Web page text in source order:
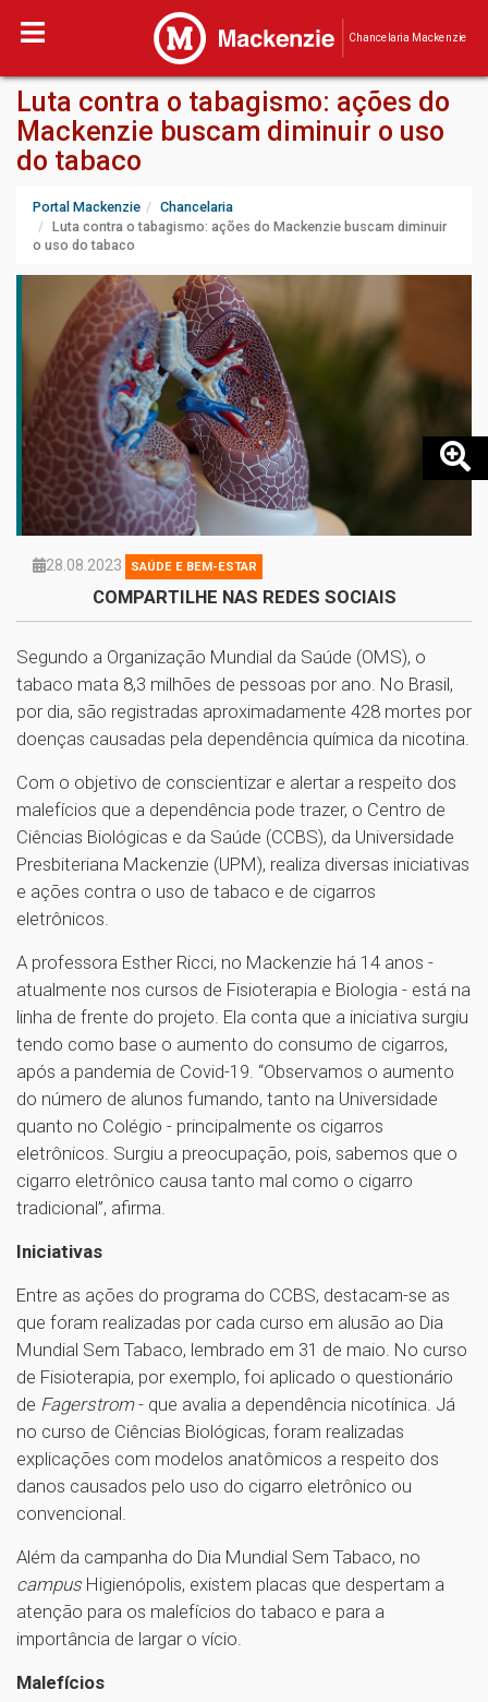
Chancelaria Mackenzie
Luta contra o tabagismo: ações do
Mackenzie buscam diminuir o uso
do tabaco
Portal Mackenzie
Chancelaria
Luta contra o tabagismo: ações do Mackenzie buscam diminuir
o uso do tabaco
28.08.2023 SAÚDE E BEM-ESTAR
COMPARTILHE NAS REDES SOCIAIS
Segundo a Organização Mundial da Saúde (OMS), o
tabaco mata 8,3 milhões de pessoas por ano. No Brasil,
por dia, são registradas aproximadamente 428 mortes por
doenças causadas pela dependência química da nicotina.
Com o objetivo de conscientizar e alertar a respeito dos
malefícios que a dependência pode trazer, o Centro de
Ciências Biológicas e da Saúde (CCBS), da Universidade
Presbiteriana Mackenzie (UPM), realiza diversas iniciativas
e ações contra o uso de tabaco e de cigarros
eletrônicos.
A professora Esther Ricci, no Mackenzie há 14 anos -
atualmente nos cursos de Fisioterapia e Biologia - está na
linha de frente do projeto. Ela conta que a iniciativa surgiu
tendo como base o aumento do consumo de cigarros,
após a pandemia de Covid-19. “Observamos o aumento
do número de alunos fumando, tanto na Universidade
quanto no Colégio - principalmente os cigarros
eletrônicos. Surgiu a preocupação, pois, sabemos que o
cigarro eletrônico causa tanto mal como o cigarro
tradicional”, afirma.
Iniciativas
Entre as ações do programa do CCBS, destacam-se as
que foram realizadas por cada curso em alusão ao Dia
Mundial Sem Tabaco, lembrado em 31 de maio. No curso
de Fisioterapia, por exemplo, foi aplicado o questionário
de Fagerstrom- que avalia a dependência nicotínica. Já
no curso de Ciências Biológicas, foram realizadas
explicações com modelos anatômicos a respeito dos
danos causados pelo uso do cigarro eletrônico ou
convencional.
Além da campanha do Dia Mundial Sem Tabaco, no
campus Higienópolis, existem placas que despertam a
atenção para os malefícios do tabaco e para a
importância de largar o vício.
Malefícios